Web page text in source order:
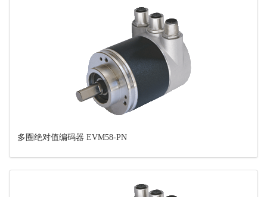
多圈绝对值编码器 EVM58-PN